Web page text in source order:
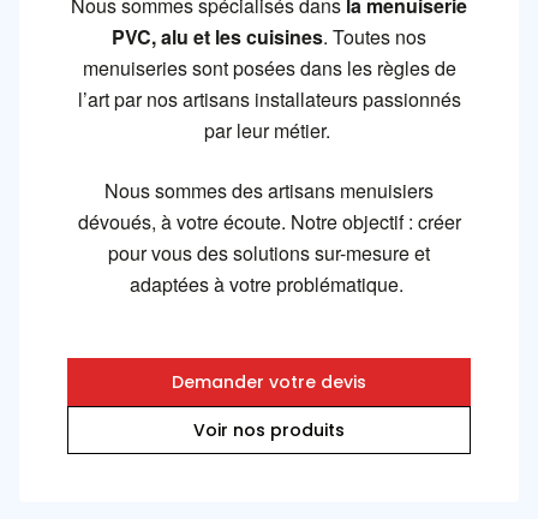
PVC, alu et les cuisines. Toutes nos
menuiseries sont posées dans les règles de
l’art par nos artisans installateurs passionnés
par leur métier.
Nous sommes desartisans menuisiers
dévoués, à votre écoute. Notre objectif : créer
pour vous des solutions sur-mesure et
adaptées à votre problématique.
Demander votre devis
Voir nos produits